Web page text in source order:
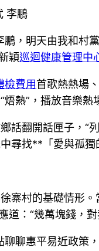
李鵬
鵬，明天由我和村
穎巡迴健康管理中
檢費用首歌熱熱場
熱”，播放音樂
話翻開話匣子，“
尋找**「愛與孤
寨村的基礎情形。
道：“幾萬塊錢，
聊惠平易近政策